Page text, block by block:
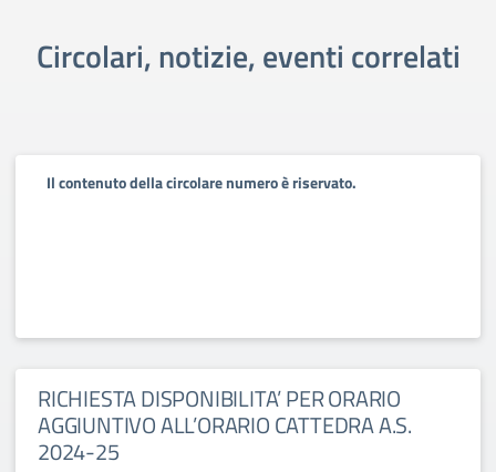
Circolari, notizie, eventi correlati
Il contenuto della circolare numero è riservato.
RICHIESTA DISPONIBILITA’ PER ORARIO
AGGIUNTIVO ALL’ORARIO CATTEDRA A.S.
2024-25